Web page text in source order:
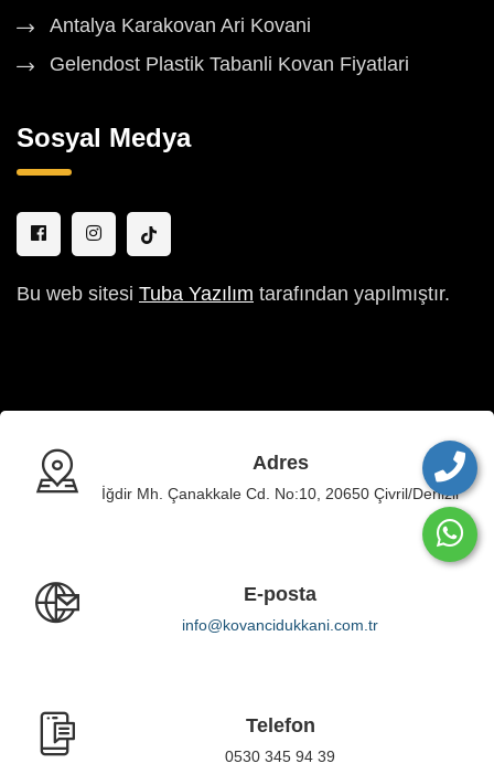
Antalya Karakovan Ari Kovani
Gelendost Plastik Tabanli Kovan Fiyatlari
Sosyal Medya
Bu web sitesi Tuba Yazılım tarafından yapılmıştır.
Adres
İğdir Mh. Çanakkale Cd. No:10, 20650 Çivril/Denizli
E-posta
info@kovancidukkani.com.tr
Telefon
0530 345 94 39